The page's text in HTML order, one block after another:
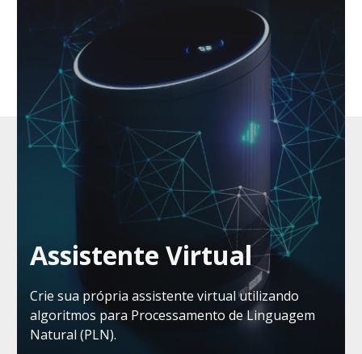
Assistente Virtual
Crie sua própria assistente virtual utilizando
algoritmos para Processamento de Linguagem
Natural (PLN).